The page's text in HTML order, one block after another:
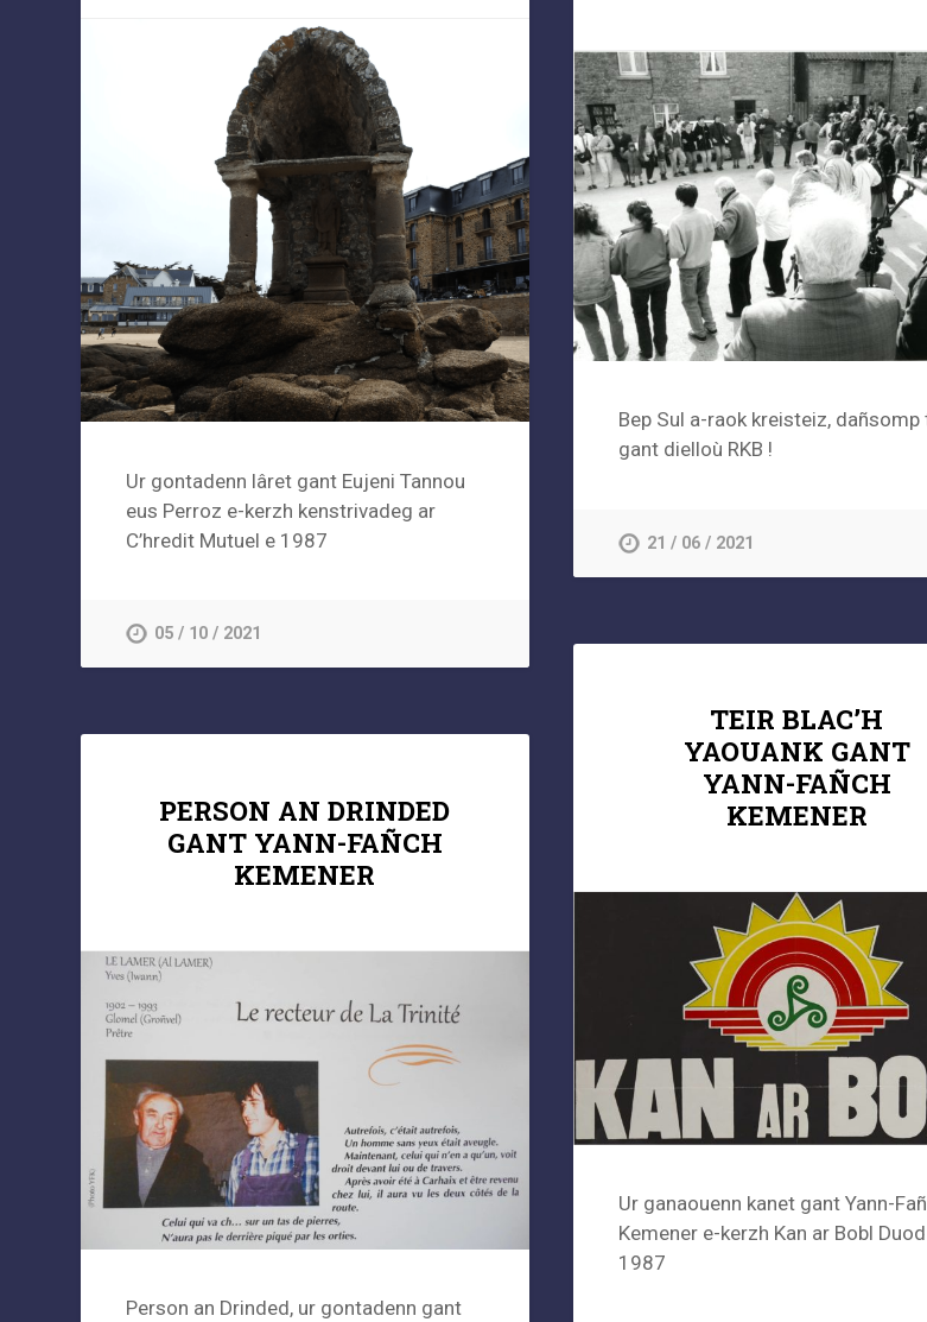
Ur gontadenn lâret gant Eujeni Tannou
eus Perroz e-kerzh kenstrivadeg ar
C’hredit Mutuel e 1987
05 / 10 / 2021
Bep Sul a-raok kreisteiz, dañsomp
gant dielloù RKB !
21 / 06 / 2021
TEIR BLAC’H
YAOUANK GANT
YANN-FAÑCH
KEMENER
Ur ganaouenn kanet gant Yann-
Kemener e-kerzh Kan ar Bobl
1987
PERSON AN DRINDED
GANT YANN-FAÑCH
KEMENER
Person an Drinded, ur gontadenn gant